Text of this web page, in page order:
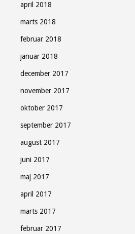
april 2018
marts 2018
februar 2018
januar 2018
december 2017
november 2017
oktober 2017
september 2017
august 2017
juni 2017
maj 2017
april 2017
marts 2017
februar 2017